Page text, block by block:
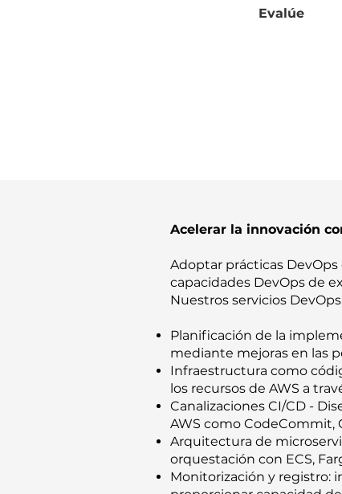
Evalúe
Acelerar la innovación
Adoptar prácticas
capacidades DevOps de
Nuestros servicios
Planificación de la
mediante mejoras en las
Infraestructura como
los recursos de AWS a
Canalizaciones CI/CD -
AWS como CodeCommit,
Arquitectura de
orquestación con ECS,
Monitorización y registro: